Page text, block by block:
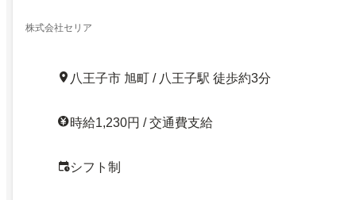
株式会社セリア
八王子市 旭町 / 八王子駅 徒歩約3分
時給1,230円 / 交通費支給
シフト制